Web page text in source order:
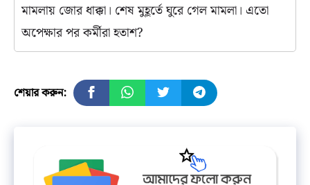
মামলায় জোর ধাক্কা। শেষ মুহূর্তে ঘুরে গেল মামলা। এতো
অপেক্ষার পর কর্মীরা হতাশ?
শেয়ার করুন: